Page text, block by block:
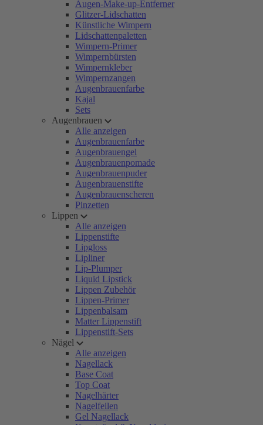
Augen-Make-up-Entferner
Glitzer-Lidschatten
Künstliche Wimpern
Lidschattenpaletten
Wimpern-Primer
Wimpernbürsten
Wimpernkleber
Wimpernzangen
Augenbrauenfarbe
Kajal
Sets
Augenbrauen
Alle anzeigen
Augenbrauenfarbe
Augenbrauengel
Augenbrauenpomade
Augenbrauenpuder
Augenbrauenstifte
Augenbrauenscheren
Pinzetten
Lippen
Alle anzeigen
Lippenstifte
Lipgloss
Lipliner
Lip-Plumper
Liquid Lipstick
Lippen Zubehör
Lippen-Primer
Lippenbalsam
Matter Lippenstift
Lippenstift-Sets
Nägel
Alle anzeigen
Nagellack
Base Coat
Top Coat
Nagelhärter
Nagelfeilen
Gel Nagellack